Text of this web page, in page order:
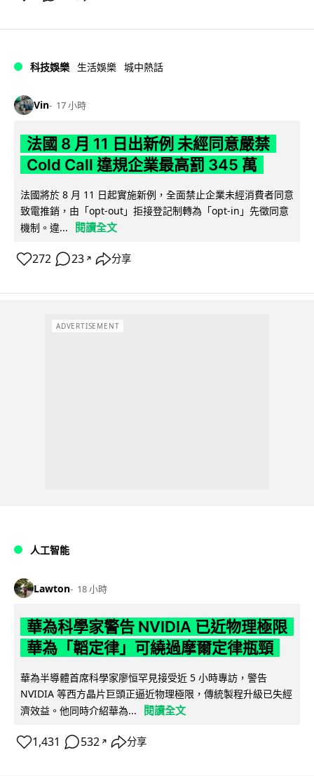
科技娛樂 生活娛樂 城中熱話
Vin 17 小時
法國 8 月 11 日出新例 未經同意嚴禁
Cold Call 違規企業最高罰 345 萬
法國將於 8 月 11 日起實施新例，全面禁止企業未經消費者同意
致電推銷，由「opt-out」拒接登記制轉為「opt-in」先徵同意
機制。違...
閱讀全文
272 23 ↗ 分享
ADVERTISEMENT
人工智能
Lawton 18 小時
華為科學家警告 NVIDIA 已近物理極限
華為「韜定律」可繞過摩爾定律瓶頸
華為半導體首席科學家廖恒罕見接受近 5 小時專訪，警告
NVIDIA 等西方晶片巨頭正逼近物理極限，傳統製程升級已失經
濟效益。他同時介紹華為...
閱讀全文
1,431 532 ↗ 分享